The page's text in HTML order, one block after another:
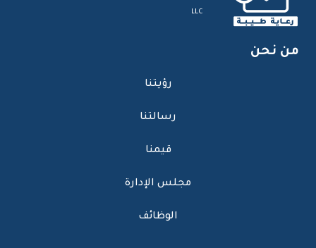
LLC
من نحن
رؤيتنا
رسالتنا
قيمنا
مجلس الإدارة
الوظائف